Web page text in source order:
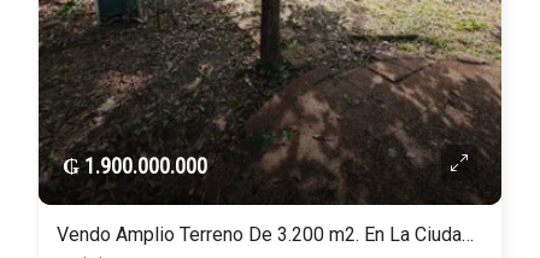
₲ 1.900.000.000
Vendo Amplio Terreno De 3.200 m2. En La Ciudad De Limpio